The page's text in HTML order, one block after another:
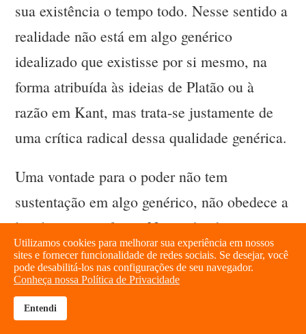
sua existência o tempo todo. Nesse sentido a
realidade não está em algo genérico
idealizado que existisse por si mesmo, na
forma atribuída às ideias de Platão ou à
razão em Kant, mas trata-se justamente de
uma crítica radical dessa qualidade genérica.
Uma vontade para o poder não tem
sustentação em algo genérico, não obedece a
lei alguma, conforme Nietzsche descreve em
Além do Bem e do Mal n° 22, e sim,
segundo Nietzsche, ela nem tem outra opção
senão superar a outras, caso não queira
brightness_high
Utilizamos cookies para melhorar sua experiência em nossos
sites e fornecer funcionalidade de redes sociais. Se desejar, você
pode desabilitá-los nas configurações de seu navegador.
Conheça nossa Política de Privacidade
Entendi